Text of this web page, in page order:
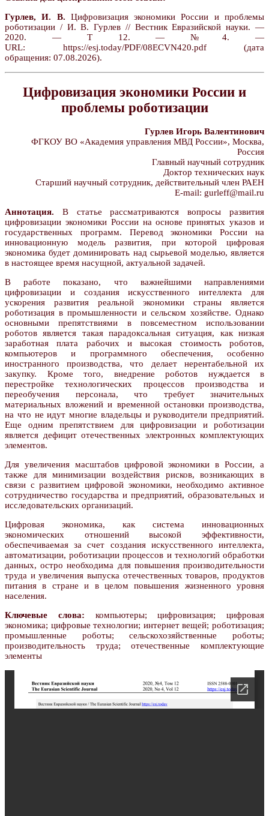
Гурлев, И. В. Цифровизация экономики России и проблемы
роботизации / И. В. Гурлев // Вестник Евразийской науки. —
2020. — Т 12. — №4. —
URL: https://esj.today/PDF/08ECVN420.pdf (дата
обращения: 07.08.2026).
Цифровизация экономики России и
проблемы роботизации
Гурлев Игорь Валентинович
ФГКОУ ВО «Академия управления МВД России», Москва,
Россия
Главный научный сотрудник
Доктор технических наук
Старший научный сотрудник, действительный член РАЕН
E-mail: gurleff@mail.ru
Аннотация. В статье рассматриваются вопросы развития
цифровизации экономики России на основе принятых указов и
государственных программ. Перевод экономики России на
инновационную модель развития, при которой цифровая
экономика будет доминировать над сырьевой моделью, является
в настоящее время насущной, актуальной задачей.
В работе показано, что важнейшими направлениями
цифровизации и создания искусственного интеллекта для
ускорения развития реальной экономики страны является
роботизация в промышленности и сельском хозяйстве. Однако
основными препятствиями в повсеместном использовании
роботов является такая парадоксальная ситуация, как низкая
заработная плата рабочих и высокая стоимость роботов,
компьютеров и программного обеспечения, особенно
иностранного производства, что делает нерентабельной их
закупку. Кроме того, внедрение роботов нуждается в
перестройке технологических процессов производства и
переобучения персонала, что требует значительных
материальных вложений и временной остановки производства,
на что не идут многие владельцы и руководители предприятий.
Еще одним препятствием для цифровизации и роботизации
является дефицит отечественных электронных комплектующих
элементов.
Для увеличения масштабов цифровой экономики в России, а
также для минимизации воздействия рисков, возникающих в
связи с развитием цифровой экономики, необходимо активное
сотрудничество государства и предприятий, образовательных и
исследовательских организаций.
Цифровая экономика, как система инновационных
экономических отношений высокой эффективности,
обеспечиваемая за счет создания искусственного интеллекта,
автоматизации, роботизации процессов и технологий обработки
данных, остро необходима для повышения производительности
труда и увеличения выпуска отечественных товаров, продуктов
питания в стране и в целом повышения жизненного уровня
населения.
Ключевые слова: компьютеры; цифровизация; цифровая
экономика; цифровые технологии; интернет вещей; роботизация;
промышленные роботы; сельскохозяйственные роботы;
производительность труда; отечественные комплектующие
элементы